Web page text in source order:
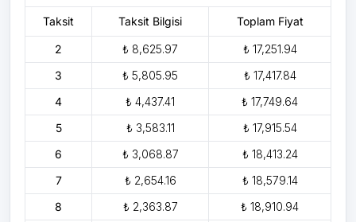
Taksit Taksit Bilgisi Toplam Fiyat
2 ₺ 8,625.97
₺ 17,251.94
3
₺ 5,805.95
₺ 17,417.84
4
₺ 4,437.41
₺ 17,749.64
5
₺ 3,583.11
₺ 17,915.54
6
₺ 3,068.87
₺ 18,413.24
7
₺ 2,654.16
₺ 18,579.14
8
₺ 2,363.87
₺ 18,910.94